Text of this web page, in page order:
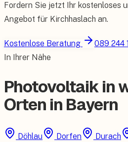
Fordern Sie jetzt Ihr kostenloses
Angebot für Kirchhaslach an.
Kostenlose Beratung
089 244
In Ihrer Nähe
Photovoltaik in
Orten in Bayern
Döhlau Dorfen Durach